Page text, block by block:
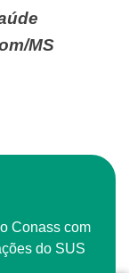
MS
do SUS